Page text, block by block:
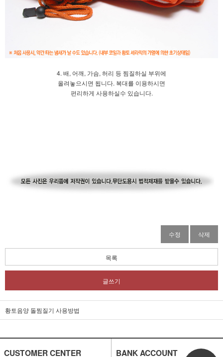
4. 배, 어깨, 가슴, 허리 등 찜질하실 부위에
올려놓으시면 됩니다. 복대를 이용하시면
편리하게 사용하실수 있습니다.
수정 삭제
목록
글쓰기
황토음양 돌찜질기 사용방법
CUSTOMER CENTER BANK ACCOUNT